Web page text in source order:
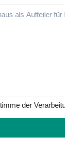
der